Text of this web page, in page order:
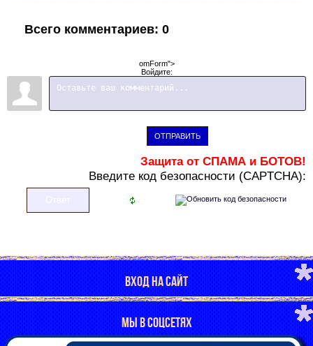
Всего комментариев: 0
omForm">
Войдите:
ОТПРАВИТЬ
Защита от СПАМА и БОТОВ!
Введите код безопасности (CAPTCHA):
ВХОД НА САЙТ
МЫ В СОЦСЕТЯХ